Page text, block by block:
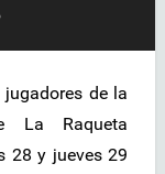
de la
La Raqueta
28 y jueves 29